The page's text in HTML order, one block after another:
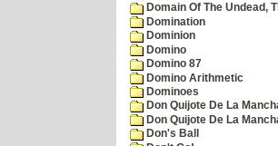
Domain Of The Undead,
Domination
Dominion
Domino
Domino 87
Domino Arithmetic
Dominoes
Don Quijote De La
Don Quijote De La
Don's Ball